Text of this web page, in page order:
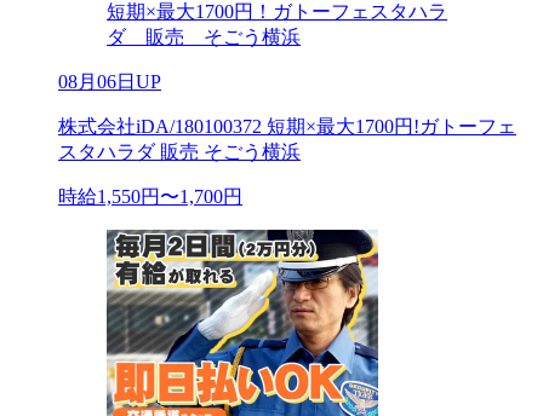
短期×最大1700円！ガトーフェスタハラ
ダ 販売 そごう横浜
08月06日UP
株式会社iDA/180100372 短期×最大1700円!ガトーフェ
スタハラダ 販売 そごう横浜
時給1,550円〜1,700円